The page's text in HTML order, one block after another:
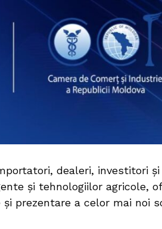
dealeri, investitori și
și tehnologiilor agricole,
prezentare a celor mai noi